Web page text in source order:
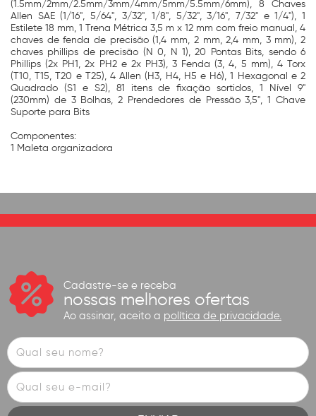
(1.5mm/2mm/2.5mm/3mm/4mm/5mm/5.5mm/6mm), 8 Chaves
Allen SAE (1/16", 5/64", 3/32", 1/8", 5/32", 3/16", 7/32" e 1/4"), 1
Estilete 18 mm, 1 Trena Métrica 3,5 m x 12 mm com freio manual, 4
chaves de fenda de precisão (1,4 mm, 2 mm, 2,4 mm, 3 mm), 2
chaves phillips de precisão (N 0, N 1), 20 Pontas Bits, sendo 6
Phillips (2x PH1, 2x PH2 e 2x PH3), 3 Fenda (3, 4, 5 mm), 4 Torx
(T10, T15, T20 e T25), 4 Allen (H3, H4, H5 e H6), 1 Hexagonal e 2
Quadrado (S1 e S2), 81 itens de fixação sortidos, 1 Nível 9"
(230mm) de 3 Bolhas, 2 Prendedores de Pressão 3,5", 1 Chave
Suporte para Bits
Componentes:
1 Maleta organizadora
Cadastre-se e receba
nossas melhores ofertas
Ao assinar, aceito a política de privacidade.